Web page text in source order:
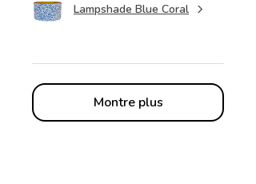
Lampshade Blue Coral
Montre plus